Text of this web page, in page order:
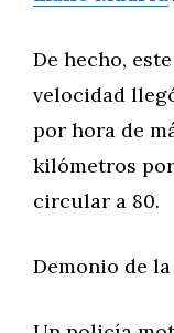
De hecho,
velocidad
por hora de
kilómetros
circular a 80.
Demonio de